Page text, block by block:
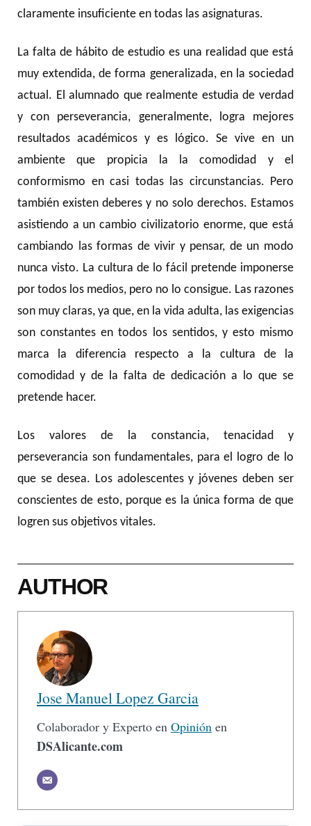
claramente insuficiente en todas las asignaturas.
La falta de hábito de estudio es una realidad que está
muy extendida, de forma generalizada, en la sociedad
actual. El alumnado que realmente estudia de verdad
y con perseverancia, generalmente, logra mejores
resultados académicos y es lógico. Se vive en un
ambiente que propicia la la comodidad y el
conformismo en casi todas las circunstancias. Pero
también existen deberes y no solo derechos. Estamos
asistiendo a un cambio civilizatorio enorme, que está
cambiando las formas de vivir y pensar, de un modo
nunca visto. La cultura de lo fácil pretende imponerse
por todos los medios, pero no lo consigue. Las razones
son muy claras, ya que, en la vida adulta, las exigencias
son constantes en todos los sentidos, y esto mismo
marca la diferencia respecto a la cultura de la
comodidad y de la falta de dedicación a lo que se
pretende hacer.
Los valores de la constancia, tenacidad y
perseverancia son fundamentales, para el logro de lo
que se desea. Los adolescentes y jóvenes deben ser
conscientes de esto, porque es la única forma de que
logren sus objetivos vitales.
AUTHOR
Jose Manuel Lopez Garcia
Colaborador y Experto en Opinión en
DSAlicante.com